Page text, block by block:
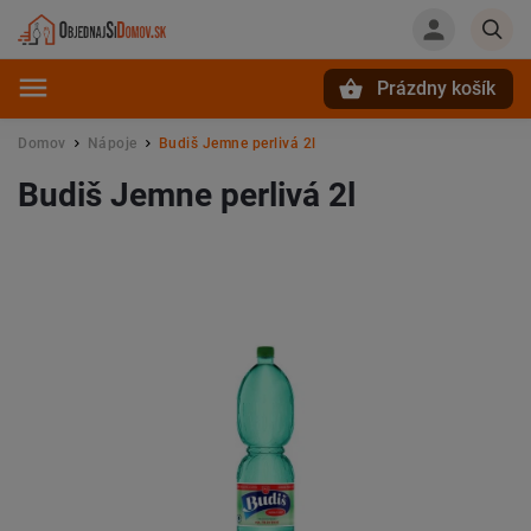
Prázdny košík
Domov / Nápoje / Budiš Jemne perlivá 2l
Budiš Jemne perlivá 2l